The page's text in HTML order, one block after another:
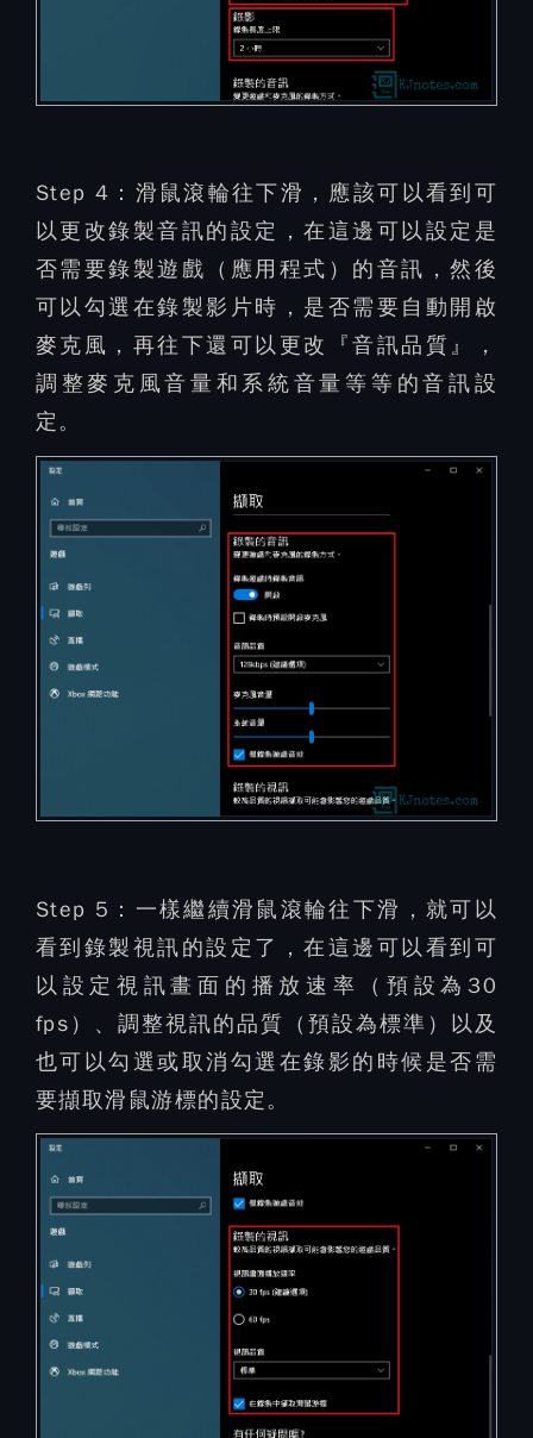
Step 4： 滑鼠滾輪往下滑，應該可以看到可
以更改錄製音訊的設定，在這邊可以設定是
否需要錄製遊戲（應用程式）的音訊，然後
可以勾選在錄製影片時，是否需要自動開啟
麥克風，再往下還可以更改『音訊品質』，
調整麥克風音量和系統音量等等的音訊設
定。
Step 5： 一樣繼續滑鼠滾輪往下滑，就可以
看到錄製視訊的設定了，在這邊可以看到可
以設定視訊畫面的播放速率（預設為30
fps）、調整視訊的品質（預設為標準）以及
也可以勾選或取消勾選在錄影的時候是否需
要擷取滑鼠游標的設定。